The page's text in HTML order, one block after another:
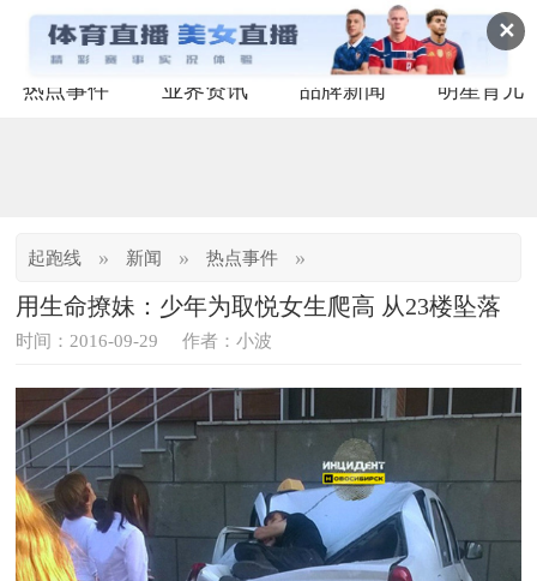
✕
热点事件 业界资讯 品牌新闻 明星育儿
起跑线 » 新闻 » 热点事件 »
用生命撩妹：少年为取悦女生爬高 从23楼坠落
时间：2016-09-29 作者：小波